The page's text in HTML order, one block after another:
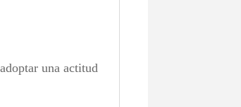
una actitud